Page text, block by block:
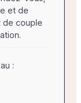
et de
de couple
: